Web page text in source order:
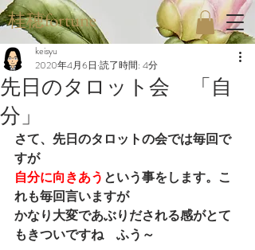
桂穂fortune
先日のタロット会 「自
分」
keisyu
2020年4月6日 読了時間: 4分
さて、先日のタロットの会では毎回で
すが
自分に向きあう という事をします。こ
れも毎回言いますが
かなり大変であぶりだされる感がとて
もきついですね　ふう ～